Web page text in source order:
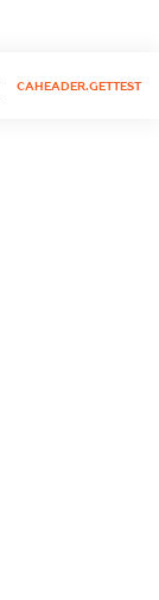
CAHEADER.GETTEST